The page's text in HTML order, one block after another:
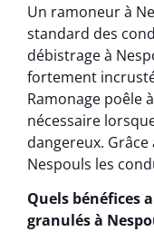
Un ramoneur à
standard des
débistrage à
fortement
Ramonage poêle
nécessaire
dangereux.
Nespouls les
Quels bénéfices
granulés à